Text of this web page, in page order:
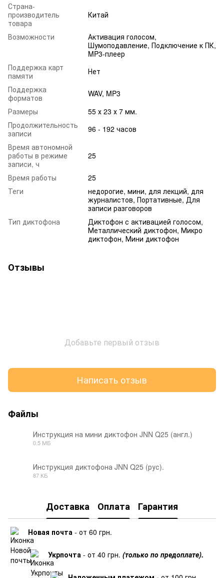
Страна-
производитель
товара
Китай
Возможности
Активация голосом,
Шумоподавление, Подключение к ПК,
MP3-плеер
Поддержка карт
памяти
Нет
Поддержка
форматов
WAV, MP3
Размеры
55 х 23 х 7 мм.
Продолжительность
записи
96 - 192 часов
Время автономной
работы в режиме
записи, ч
25
Время работы
25
Теги
недорогие, мини, для лекций, для
журналистов, Портативные, Для
записи разговоров
Тип диктофона
Диктофон с активацией голосом,
Металлический диктофон, Микро
диктофон, Мини диктофон
Отзывы
Добавьте первый отзыв
Написать отзыв
Файлы
Инструкция на мини диктофон JNN Q25 (англ.)
0.5 МБ
Инструкция диктофона JNN Q25 (рус).
87 КБ
Доставка Оплата Гарантия
Новая почта - от 60 грн.
Укрпочта - от 40 грн. (только по предоплате).